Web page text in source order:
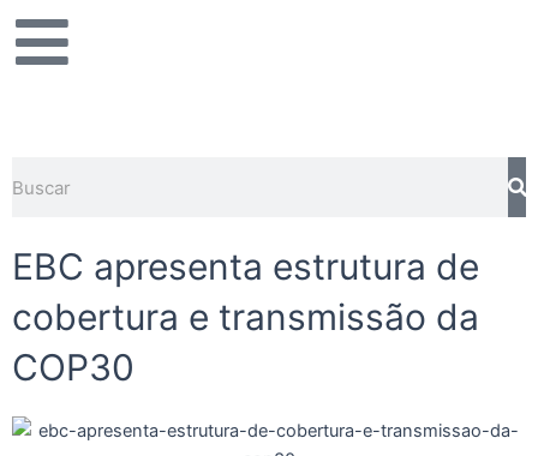
para
EBC apresenta estrutura de
cobertura e transmissão da
COP30